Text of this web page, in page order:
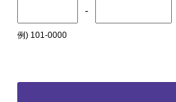
-
例) 101-0000